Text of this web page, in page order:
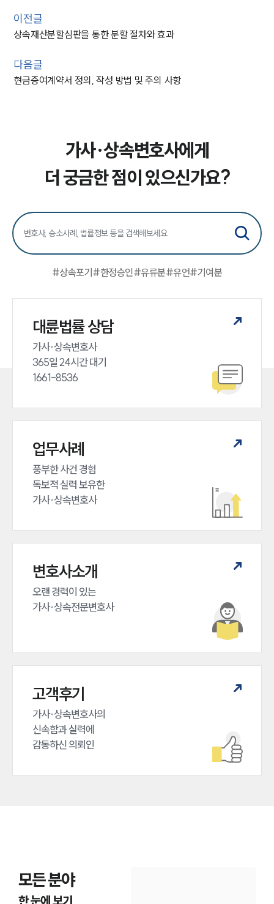
이전글
상속재산분할심판을 통한 분할 절차와 효과
다음글
현금증여계약서 정의, 작성 방법 및 주의 사항
가사·상속변호사에게
더 궁금한 점이 있으신가요?
#상속포기#한정승인#유류분#유언#기여분
대륜법률 상담
가사·상속변호사
365일 24시간 대기
1661-8536
업무사례
풍부한 사건 경험
독보적 실력 보유한
가사·상속변호사
변호사소개
오랜 경력이 있는
가사·상속전문변호사
고객후기
가사·상속변호사의
신속함과 실력에
감동하신 의뢰인
모든 분야
한 눈에 보기